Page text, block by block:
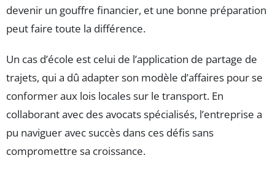
devenir un gouffre financier, et une bonne préparation
peut faire toute la différence.
Un cas d’école est celui de l’application de partage de
trajets, qui a dû adapter son modèle d’affaires pour se
conformer aux lois locales sur le transport. En
collaborant avec des avocats spécialisés, l’entreprise a
pu naviguer avec succès dans ces défis sans
compromettre sa croissance.